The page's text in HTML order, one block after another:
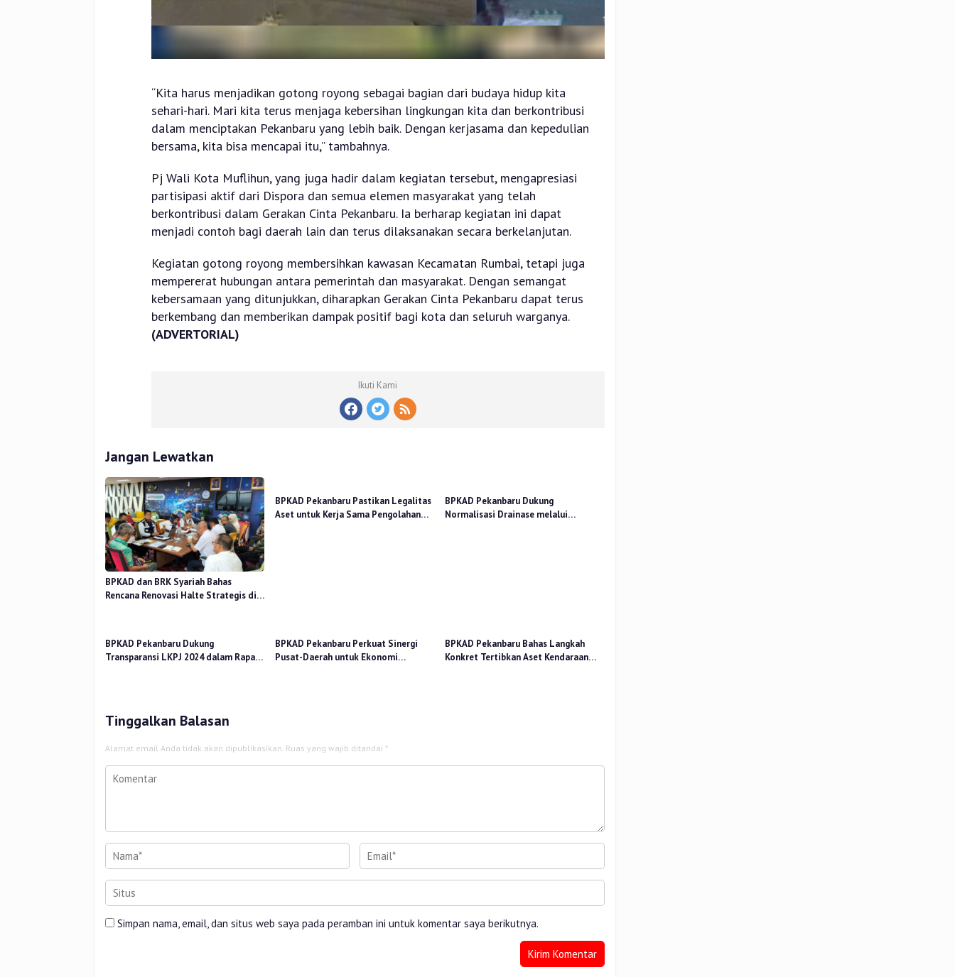
“Kita harus menjadikan gotong royong sebagai bagian dari budaya hidup kita
sehari-hari. Mari kita terus menjaga kebersihan lingkungan kita dan berkontribusi
dalam menciptakan Pekanbaru yang lebih baik. Dengan kerjasama dan kepedulian
bersama, kita bisa mencapai itu,” tambahnya.
Pj Wali Kota Muflihun, yang juga hadir dalam kegiatan tersebut, mengapresiasi
partisipasi aktif dari Dispora dan semua elemen masyarakat yang telah
berkontribusi dalam Gerakan Cinta Pekanbaru. Ia berharap kegiatan ini dapat
menjadi contoh bagi daerah lain dan terus dilaksanakan secara berkelanjutan.
Kegiatan gotong royong membersihkan kawasan Kecamatan Rumbai, tetapi juga
mempererat hubungan antara pemerintah dan masyarakat. Dengan semangat
kebersamaan yang ditunjukkan, diharapkan Gerakan Cinta Pekanbaru dapat terus
berkembang dan memberikan dampak positif bagi kota dan seluruh warganya.
(ADVERTORIAL)
Ikuti Kami
Jangan Lewatkan
BPKAD dan BRK Syariah Bahas
Rencana Renovasi Halte Strategis di
BPKAD Pekanbaru Pastikan Legalitas
Aset untuk Kerja Sama Pengolahan
BPKAD Pekanbaru Dukung
Normalisasi Drainase melalui
BPKAD Pekanbaru Dukung
Transparansi LKPJ 2024 dalam Rapat
BPKAD Pekanbaru Perkuat Sinergi
Pusat-Daerah untuk Ekonomi
BPKAD Pekanbaru Bahas Langkah
Konkret Tertibkan Aset Kendaraan
Tinggalkan Balasan
Alamat email Anda tidak akan dipublikasikan. Ruas yang wajib ditandai *
Simpan nama, email, dan situs web saya pada peramban ini untuk komentar saya berikutnya.